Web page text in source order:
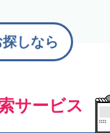
サービス
しなら